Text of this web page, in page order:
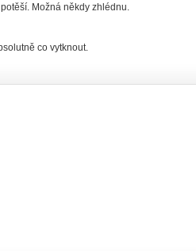
Možná někdy zhlédnu.
co vytknout.